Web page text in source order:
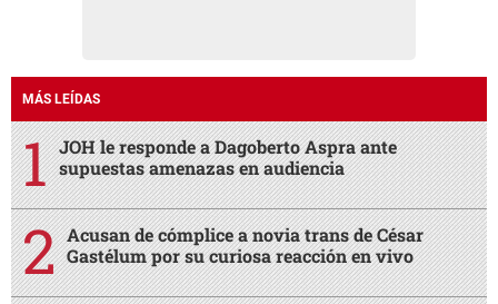
MÁS LEÍDAS
JOH le responde a Dagoberto Aspra ante
supuestas amenazas en audiencia
Acusan de cómplice a novia trans de César
Gastélum por su curiosa reacción en vivo